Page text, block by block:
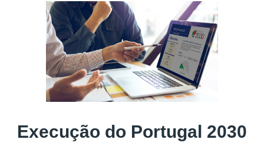
Execução do Portugal 2030